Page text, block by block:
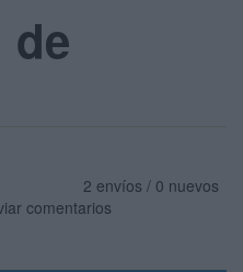
de
2 envíos / 0 nuevos
comentarios